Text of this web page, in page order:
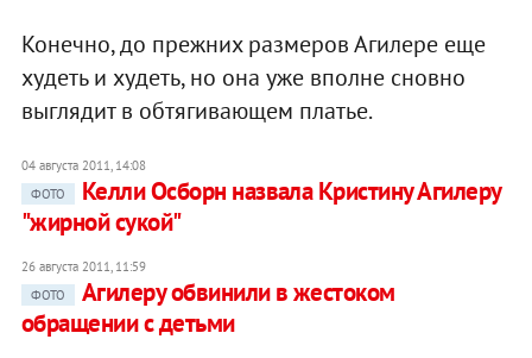
Конечно, до прежних размеров Агилере еще
худеть и худеть, но она уже вполне сновно
выглядит в обтягивающем платье.
04 августа 2011, 14:08
ФОТО
Келли Осборн назвала Кристину Агилеру
"жирной сукой"
26 августа 2011, 11:59
ФОТО
Агилеру обвинили в жестоком
обращении с детьми